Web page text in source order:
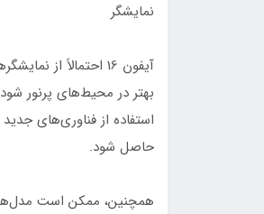
نمایشگر
آیفون 16 احتمالاً
بهتر در محیط‌های پرنور
حاصل شود.